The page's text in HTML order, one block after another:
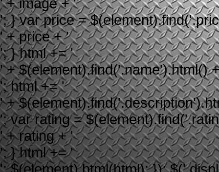
'; } var price =
' + price + '
'; } html += '
' + $(element).find('.name').html()
'; html += '
' +
'; var rating =
' + rating + '
'; } html += '